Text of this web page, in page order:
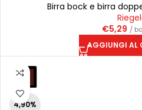
Birra bock e birra
€5,29 /
AGGIUNGI AL
4,90%